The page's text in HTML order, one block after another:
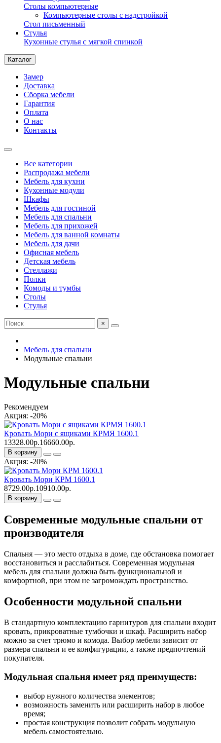
Столы компьютерные
Компьютерные столы с надстройкой
Стол письменный
Стулья
Кухонные стулья с мягкой спинкой
Каталог
Замер
Доставка
Сборка мебели
Гарантия
Оплата
О нас
Контакты
Все категории
Распродажа мебели
Мебель для кухни
Кухонные модули
Шкафы
Мебель для гостиной
Мебель для спальни
Мебель для прихожей
Мебель для ванной комнаты
Мебель для дачи
Офисная мебель
Детская мебель
Стеллажи
Полки
Комоды и тумбы
Столы
Стулья
×
Мебель для спальни
Модульные спальни
Модульные спальни
Рекомендуем
Акция: -20%
Кровать Мори с ящиками КРМЯ 1600.1
13328.00р.16660.00р.
В корзину
Акция: -20%
Кровать Мори КРМ 1600.1
8729.00р.10910.00р.
В корзину
Современные модульные спальни от
производителя
Спальня — это место отдыха в доме, где обстановка помогает
восстановиться и расслабиться. Современная модульная
мебель для спальни должна быть функциональной и
комфортной, при этом не загромождать пространство.
Особенности модульной спальни
В стандартную комплектацию гарнитуров для спальни входит
кровать, прикроватные тумбочки и шкаф. Расширить набор
можно за счет трюмо и комода. Выбор мебели зависит от
размера спальни и ее конфигурации, а также предпочтений
покупателя.
Модульная спальня имеет ряд преимуществ:
выбор нужного количества элементов;
возможность заменить или расширить набор в любое
время;
простая конструкция позволит собрать модульную
мебель самостоятельно.